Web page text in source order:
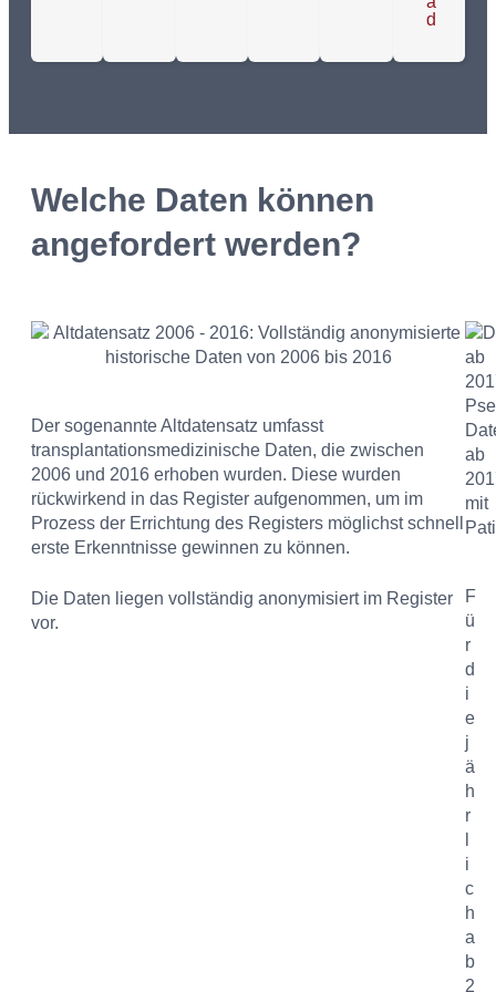
d
Welche Daten können
angefordert werden?
Der sogenannte Altdatensatz umfasst
transplantationsmedizinische Daten, die zwischen
2006 und 2016 erhoben wurden. Diese wurden
rückwirkend in das Register aufgenommen, um im
Prozess der Errichtung des Registers möglichst schnell
erste Erkenntnisse gewinnen zu können.
Die Daten liegen vollständig anonymisiert im Register
vor.
F
ü
r
d
i
e
j
ä
h
r
i
c
h
a
b
2